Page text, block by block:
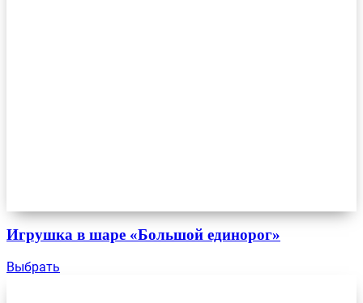
Игрушка в шаре «Большой единорог»
Выбрать